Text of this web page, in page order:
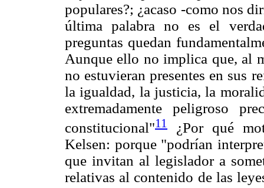
populares?; ¿acaso -como nos
última palabra no es el
preguntas quedan
Aunque ello no implica que, al
no estuvieran presentes en sus
la igualdad, la justicia, la
extremadamente peligroso
constitucional"11
¿Por qué
Kelsen: porque "podrían
que invitan al legislador a
relativas al contenido de las